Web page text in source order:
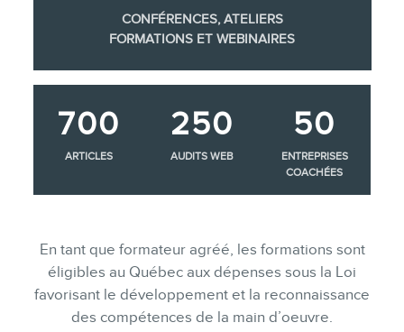
CONFÉRENCES, ATELIERS
FORMATIONS ET WEBINAIRES
700
ARTICLES
250
AUDITS WEB
50
ENTREPRISES
COACHÉES
En tant que formateur agréé, les formations sont
éligibles au Québec aux dépenses sous la Loi
favorisant le développement et la reconnaissance
des compétences de la main d’oeuvre.